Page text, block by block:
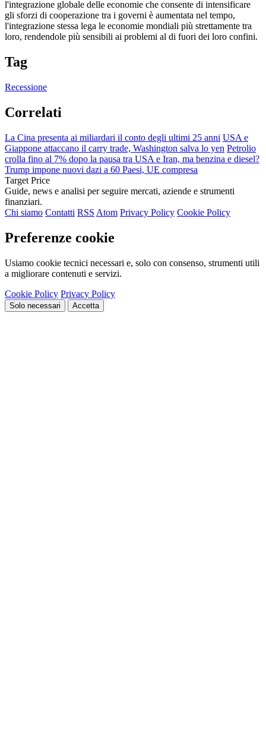
l'integrazione globale delle economie che consente di intensificare
gli sforzi di cooperazione tra i governi è aumentata nel tempo,
l'integrazione stessa lega le economie mondiali più strettamente tra
loro, rendendole più sensibili ai problemi al di fuori dei loro confini.
Tag
Recessione
Correlati
La Cina presenta ai miliardari il conto degli ultimi 25 anni USA e
Giappone attaccano il carry trade, Washington salva lo yen Petrolio
crolla fino al 7% dopo la pausa tra USA e Iran, ma benzina e diesel?
Trump impone nuovi dazi a 60 Paesi, UE compresa
Target Price
Guide, news e analisi per seguire mercati, aziende e strumenti
finanziari.
Chi siamo Contatti RSS Atom Privacy Policy Cookie Policy
Preferenze cookie
Usiamo cookie tecnici necessari e, solo con consenso, strumenti utili
a migliorare contenuti e servizi.
Cookie Policy Privacy Policy
Solo necessari Accetta